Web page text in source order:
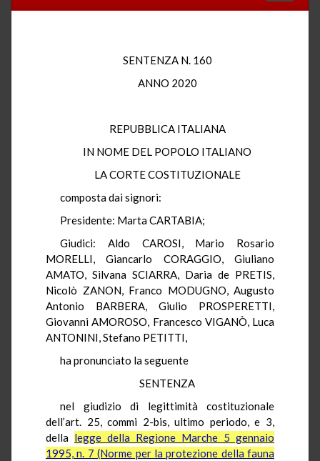
SENTENZA N. 160
ANNO 2020
REPUBBLICA ITALIANA
IN NOME DEL POPOLO ITALIANO
LA CORTE COSTITUZIONALE
composta dai signori:
Presidente: Marta CARTABIA;
Giudici: Aldo CAROSI, Mario Rosario
MORELLI, Giancarlo CORAGGIO, Giuliano
AMATO, Silvana SCIARRA, Daria de PRETIS,
Nicolò ZANON, Franco MODUGNO, Augusto
Antonio BARBERA, Giulio PROSPERETTI,
Giovanni AMOROSO, Francesco VIGANÒ, Luca
ANTONINI, Stefano PETITTI,
ha pronunciato la seguente
SENTENZA
nel giudizio di legittimità costituzionale
dell’art. 25, commi 2-bis, ultimo periodo, e 3,
della legge della Regione Marche 5 gennaio
1995, n. 7 (Norme per la protezione della fauna